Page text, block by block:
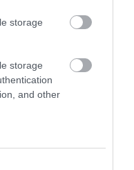
storage
storage
and other